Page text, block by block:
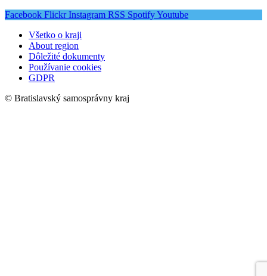
Facebook Flickr Instagram RSS SpotifyYoutube
Všetko o kraji
About region
Dôležité dokumenty
Používanie cookies
GDPR
© Bratislavský samosprávny kraj